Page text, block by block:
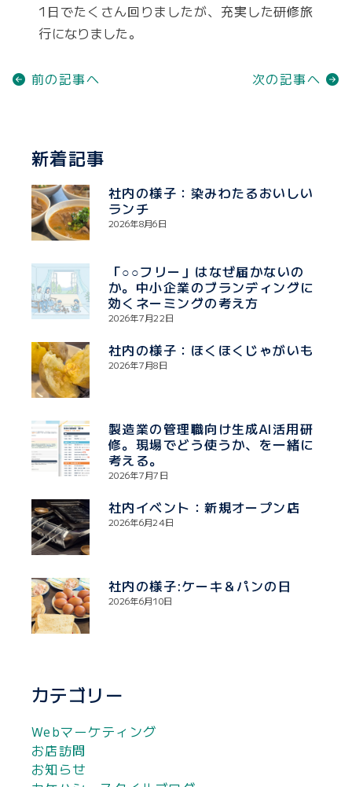
1日でたくさん回りましたが、充実した研修旅
行になりました。
前の記事へ 次の記事へ
新着記事
社内の様子：染みわたるおいしい
ランチ
2026年8月6日
「○○フリー」はなぜ届かないの
か。中小企業のブランディングに
効くネーミングの考え方
2026年7月22日
社内の様子：ほくほくじゃがいも
2026年7月8日
製造業の管理職向け生成AI活用研
修。現場でどう使うか、を一緒に
考える。
2026年7月7日
社内イベント：新規オープン店
2026年6月24日
社内の様子:ケーキ＆パンの日
2026年6月10日
カテゴリー
Webマーケティング
お店訪問
お知らせ